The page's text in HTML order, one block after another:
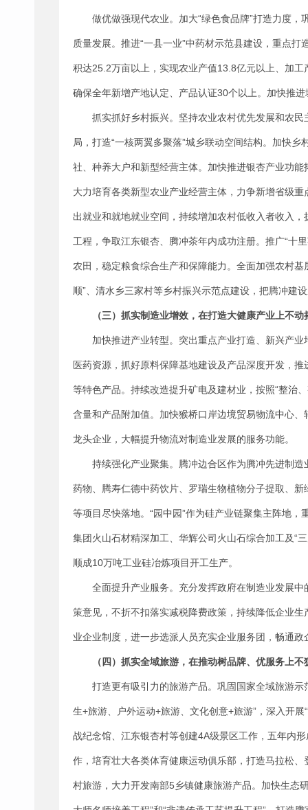
做优做强现代农业。加大“绿色食品牌”打造力度
质量发展。推进“一县一业”中药材示范县建设，重点
积达25.2万亩以上，实现农业产值13.8亿元以上、加
确保全年新增产地认定、产品认证30个以上。加快推
抓实抓好乡村振兴。坚持农业农村优先发展和农
局，打造“一核两翼多聚落”城乡联动空间结构。加快
社、种养大户和新型经营主体。加快推进银杏产业功
大力培育各类新型农业产业经营主体，力争新增省级
出就业和就地就业空间，持续增加农村低收入者收入
工程，争取江东银杏、腾冲茶年内成功注册。推广“十
农田，稳定粮食综合生产和保障能力。全面加强农村
顺”、清水乡三家村等乡村振兴示范点建设，把腾冲建
（三）抓实制造业增效，在打造大健康产业上不动
加快推进产业转型。突出重点产业打造、新兴产
医药资源，抓好原料保障基地建设及产品深度开发，
等特色产品。持续改造提升矿电及建材业，按照“整治
含量和产品附加值。加快猴桥口岸边境贸易物流中心
龙头企业，大幅提升物流对制造业发展的服务功能。
持续强化产业聚集。腾冲边合区作为腾冲先进制
药物、腾寿仁德中药饮片、罗瑞生物植物分子提取、
等项目尽快落地。“园中园”作为硅产业链聚集主阵地
集团火山石材精深加工、华辉公司火山石综合加工及“
顺成10万吨工业硅冶炼项目开工生产。
全面提升产业服务。充分发挥政府在制造业发展
策意见，不折不扣落实减税降费政策，持续降低企业
业企业制度，进一步选派人员充实企业服务团，畅通
（四）抓实全域旅游，在推动树品牌、优服务上不
打造更有吸引力的旅游产品。巩固国家全域旅游
生+旅游、户外运动+旅游、文化创意+旅游”，深入开
战纪念馆、江东银杏村等创建4A级景区工作，五年内
作，培育壮大各类体育健康运动俱乐部，打造马拉松
村旅游，大力开发南部5乡镇健康旅游产品。加快生态